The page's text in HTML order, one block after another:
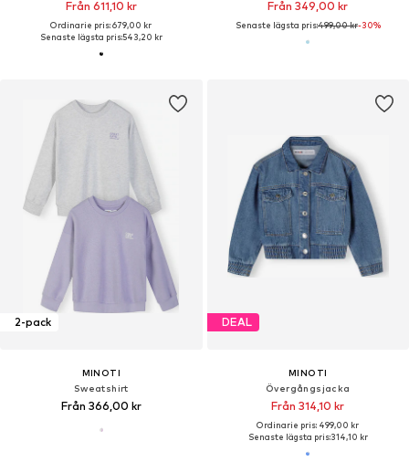
Från 611,10 kr
Ordinarie pris: 679,00 kr
Senaste lägsta pris:543,20 kr
Från 349,00 kr
Senaste lägsta pris:499,00 kr-30%
2-pack
MINOTI
Sweatshirt
Från 366,00 kr
DEAL
MINOTI
Övergångsjacka
Från 314,10 kr
Ordinarie pris: 499,00 kr
Senaste lägsta pris:314,10 kr